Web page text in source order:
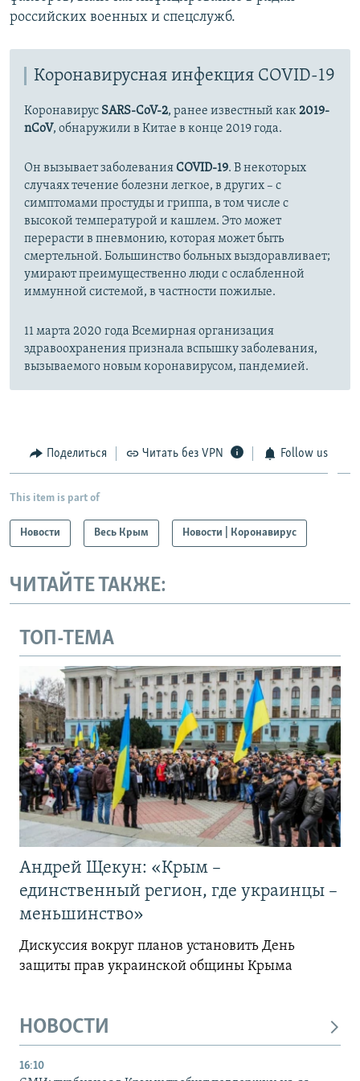
российских военных и спецслужб.
Коронавирусная инфекция COVID-19
Коронавирус SARS-CoV-2, ранее известный как2019-
nCoV, обнаружили в Китае в конце 2019 года.
Он вызывает заболеванияCOVID-19. В некоторых
случаях течение болезни легкое, в других – с
симптомами простуды и гриппа, в том числе с
высокой температурой и кашлем. Это может
перерасти в пневмонию, которая может быть
смертельной. Большинство больных выздоравливает;
умирают преимущественно люди с ослабленной
иммунной системой, в частности пожилые.
11 марта 2020 года Всемирная организация
здравоохранения признала вспышку заболевания,
вызываемого новым коронавирусом, пандемией.
Поделиться Читать без VPN Follow us
This item is part of
Новости Весь Крым Новости | Коронавирус
ЧИТАЙТЕ ТАКЖЕ:
ТОП-ТЕМА
Андрей Щекун: «Крым –
единственный регион, где украинцы –
меньшинство»
Дискуссия вокруг планов установить День
защиты прав украинской общины Крыма
НОВОСТИ
16:10